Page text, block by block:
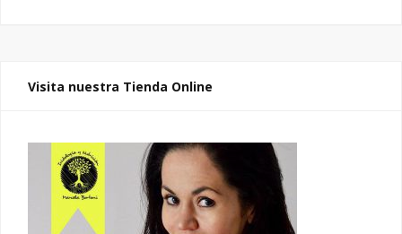
Visita nuestra Tienda Online